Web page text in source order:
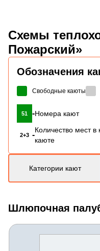
Схемы
Пожарский»
Обозначения
Свободные каюты
51 -Номера кают
2+3 -
Количество мест
каюте
Категории кают
Шлюпочная